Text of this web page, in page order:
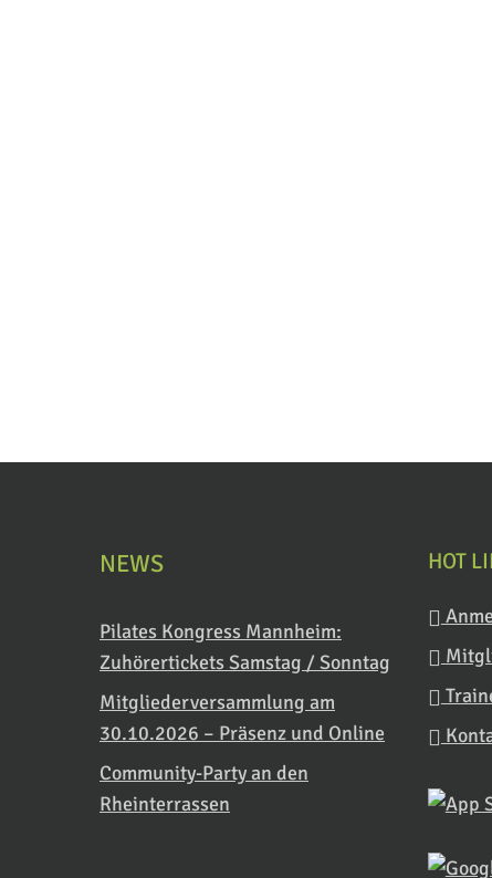
NEWS
Pilates Kongress Mannheim:
Zuhörertickets Samstag / Sonntag
Mitgliederversammlung am
30.10.2026 – Präsenz und Online
Community-Party an den
Rheinterrassen
HOT